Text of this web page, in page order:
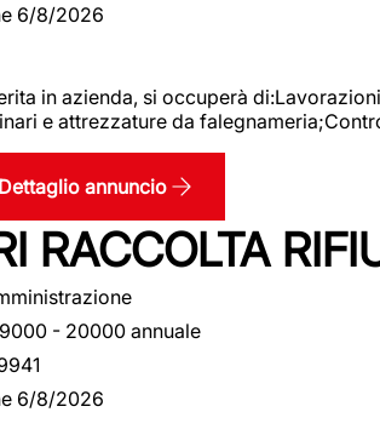
6/8/2026
in azienda, si occuperà
e attrezzature da
Dettaglio annuncio
RACCOLTA
- 20000 annuale
6/8/2026